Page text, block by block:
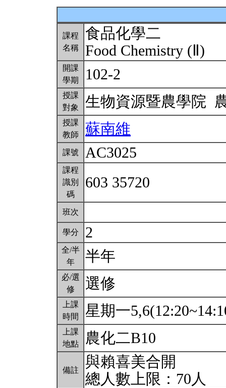
課程
名稱
食品化學二
Food Chemistry (Ⅱ)
開課
學期
102-2
授課
對象
生物資源暨農學院
授課
教師
蘇南維
課號 AC3025
課程
識別
碼
603 35720
班次
學分 2
全/半
年
半年
必/選
修
選修
上課
時間
星期一
上課
地點
農化二B10
備註
與賴喜美合開
總人數上限：70人